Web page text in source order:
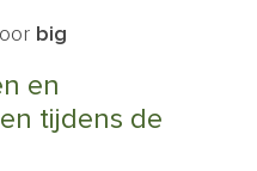
big
en
tijdens de